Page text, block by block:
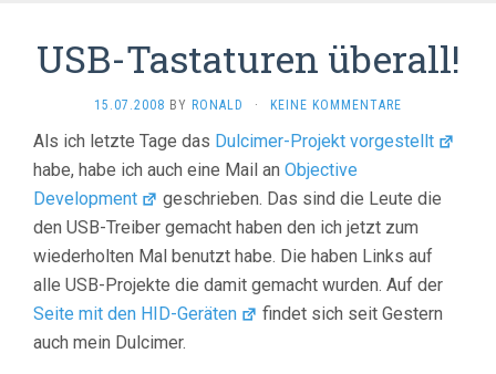
USB-Tastaturen überall!
15.07.2008 BY RONALD · KEINE KOMMENTARE
Als ich letzte Tage das Dulcimer-Projekt vorgestellt
habe, habe ich auch eine Mail an Objective
Development
geschrieben. Das sind die Leute die
den USB-Treiber gemacht haben den ich jetzt zum
wiederholten Mal benutzt habe. Die haben Links auf
alle USB-Projekte die damit gemacht wurden. Auf der
Seite mit den HID-Geräten
findet sich seit Gestern
auch mein Dulcimer.